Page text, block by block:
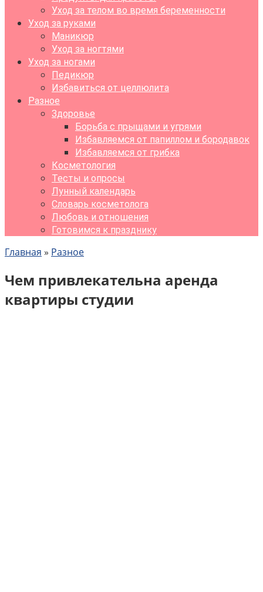
Уход за телом во время беременности
Уход за руками
Маникюр
Уход за ногтями
Уход за ногами
Педикюр
Избавиться от целлюлита
Разное
Здоровье
Борьба с прыщами и угрями
Избавляемся от папиллом и бородавок
Избавляемся от грибка
Косметология
Тесты и опросы
Лунный календарь
Словарь косметолога
Любовь и отношения
Готовимся к празднику
Главная » Разное
Чем привлекательна аренда
квартиры студии